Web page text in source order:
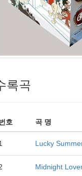
록곡
호 곡 명
Lucky
Midnight